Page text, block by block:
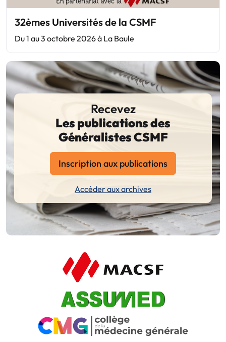
32èmes Universités de la CSMF
Du 1 au 3 octobre 2026 à La Baule
Recevez
Les publications des
Généralistes CSMF
Inscription aux publications
Accéder aux archives